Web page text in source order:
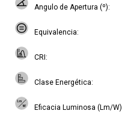
Angulo de Apertura (º)
Equivalencia
CRI
Clase Energética
Eficacia Luminosa (Lm/W)